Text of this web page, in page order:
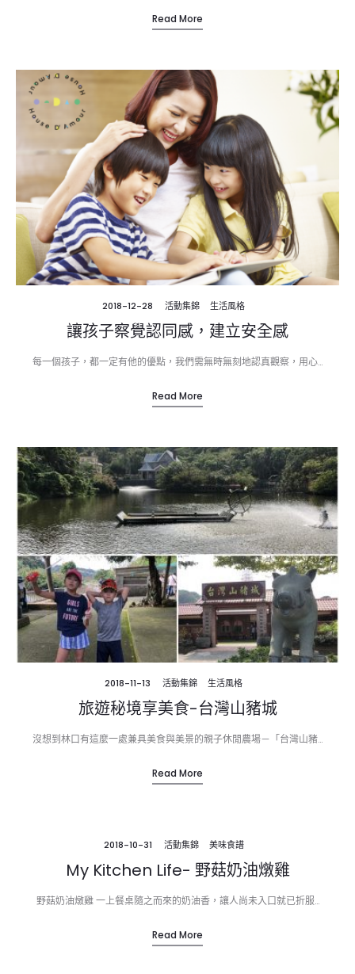
Read More
2018-12-28 活動集錦 生活風格
讓孩子察覺認同感，建立安全感
每一個孩子，都一定有他的優點，我們需無時無刻地認真觀察，用心…
Read More
2018-11-13 活動集錦 生活風格
旅遊秘境享美食-台灣山豬城
沒想到林口有這麼一處兼具美食與美景的親子休閒農場－「台灣山豬…
Read More
2018-10-31 活動集錦 美味食譜
My Kitchen Life- 野菇奶油燉雞
野菇奶油燉雞 一上餐桌隨之而來的奶油香，讓人尚未入口就已折服…
Read More